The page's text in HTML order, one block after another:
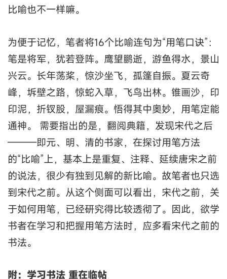
比喻也不一样嘛。
为便于记忆，笔者将16个比喻连句为“用笔口诀”：
笔是将军，犹若登阵。鹰望鹏逝，游鱼得水，景山
兴云。长年荡桨，惊沙坐飞，孤篷自振。夏云奇
峰，坼壁之路，惊蛇入草，飞鸟出林。锥画沙，印
印泥，折钗股，屋漏痕。悟得其中奥妙，用笔定能
通神。 需要指出的是，翻阅典籍，发现宋代之后
———即元、明、清的书家，在探讨用笔方法
的“比喻”上，基本上是重复、注释、延续唐宋之前
的说法，很少有独到见解的新比喻。故笔者也只选
到宋代之前。从这个侧面可以看出，宋代之前，关
于如何用笔，已经研究得比较透彻了。因此，欲学
书者在学习和把握用笔方法时，应多看宋代之前的
书法。
附：学习书法 重在临帖